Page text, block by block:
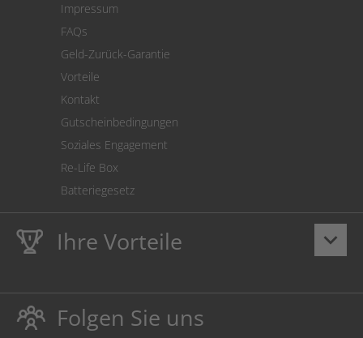
Cookie Einstellungen
Impressum
FAQs
Geld-Zurück-Garantie
Vorteile
Kontakt
Gutscheinbedingungen
Soziales Engagement
Re-Life Box
Batteriegesetz
keyboard_arrow_down
Ihre Vorteile
LebenslangeHausmarke Garantieauf Toner und Tinte
schützt auch Ihren Drucker.
Umweltfreundlich dadurch Abfallvermeidung.
Folgen Sie uns